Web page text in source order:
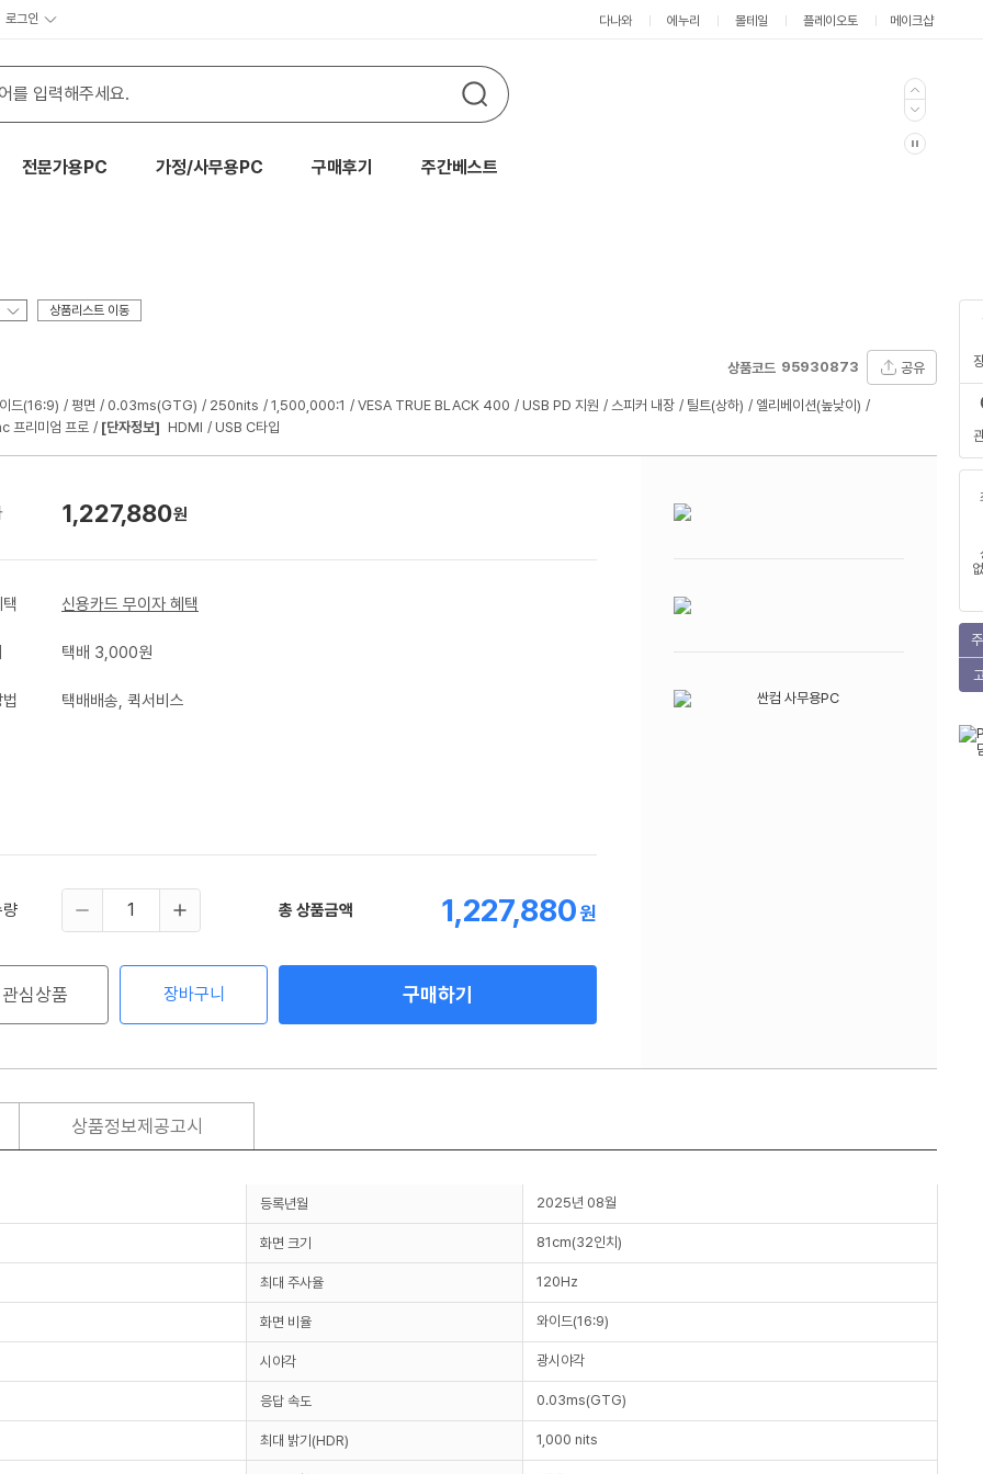
로그인 다나와 에누리 몰테일 플레이오토 메이크샵
전문가용PC 가정/사무용PC 구매후기 주간베스트
상품리스트 이동
상품코드 95930873 공유
드(16:9) 평면 0.03ms(GTG) 250nits 1,500,000:1 VESA TRUE BLACK 400 USB PD 지원 스피커 내장 틸트(상하)
엘리베이션(높낮이)
프리미엄 프로 [단자정보] HDMI USB C타입
1,227,880원
신용카드 무이자 혜택
택배 3,000원
택배배송, 퀵서비스
량 총 상품금액 1,227,880원
관심상품 장바구니 구매하기
상품정보제공고시
등록년월 2025년 08월
화면 크기 81cm(32인치)
최대 주사율 120Hz
화면 비율 와이드(16:9)
시야각 광시야각
응답 속도 0.03ms(GTG)
최대 밝기(HDR) 1,000 nits